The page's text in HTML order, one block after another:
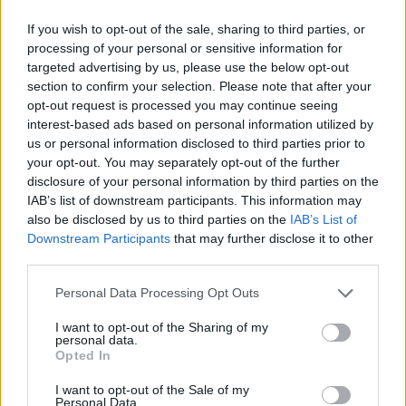
If you wish to opt-out of the sale, sharing to third parties, or
processing of your personal or sensitive information for
targeted advertising by us, please use the below opt-out
section to confirm your selection. Please note that after your
opt-out request is processed you may continue seeing
interest-based ads based on personal information utilized by
us or personal information disclosed to third parties prior to
your opt-out. You may separately opt-out of the further
disclosure of your personal information by third parties on the
IAB’s list of downstream participants. This information may
also be disclosed by us to third parties on the IAB’s List of
Downstream Participants that may further disclose it to other
Personal Data Processing Opt Outs
I want to opt-out of the Sharing of my
personal data.
Opted In
I want to opt-out of the Sale of my
Personal Data.
man skal ta seg i land. Bak skjermen på
styreposisjonen er det to vendbare seter.
Helt akterut er det også to faste seter.
En stor fordel med denne båttypen er det
myke materialet i fribordet/pongtongene.
Båten er i realiteten en "kjempefender", og
materialet virker som om det tåler skikkelige
smeller. Pongtongene gir også bra
har en enorm bæreevne. Den klarer hele 11
personer, og motorer på opptil 120 hk.
Den er også mest morsom å kjøre av de tre
testbåtene. Raskt i plan og livlig i sjøen. Den